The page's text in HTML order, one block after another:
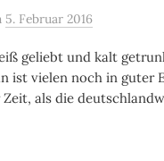
5. Februar 2016
geliebt und kalt
ist vielen noch in guter
als die